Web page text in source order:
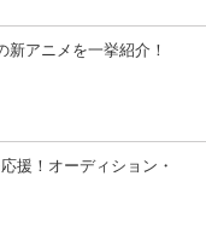
新アニメを一挙紹介！
援！オーディション・